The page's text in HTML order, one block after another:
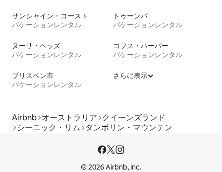
サンシャイン・コースト
バケーションレンタル
トゥーンバ
バケーションレンタル
ヌーサ・ヘッズ
バケーションレンタル
コフス・ハーバー
バケーションレンタル
ブリスベン市
バケーションレンタル
さらに表示
Airbnb オーストラリア
クイーンズランド
シーニック・リム
タンボリン・マウンテン
© 2026 Airbnb, Inc.